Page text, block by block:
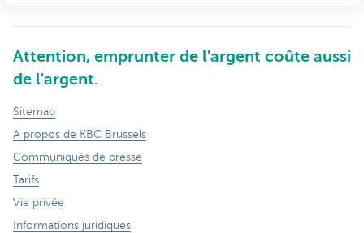
Attention, emprunter de l'argent coûte aussi
de l'argent.
Sitemap
A propos de KBC Brussels
Communiqués de presse
Tarifs
Vie privée
Informations juridiques